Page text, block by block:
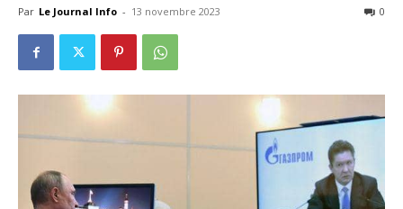
Par Le Journal Info - 13 novembre 2023 0